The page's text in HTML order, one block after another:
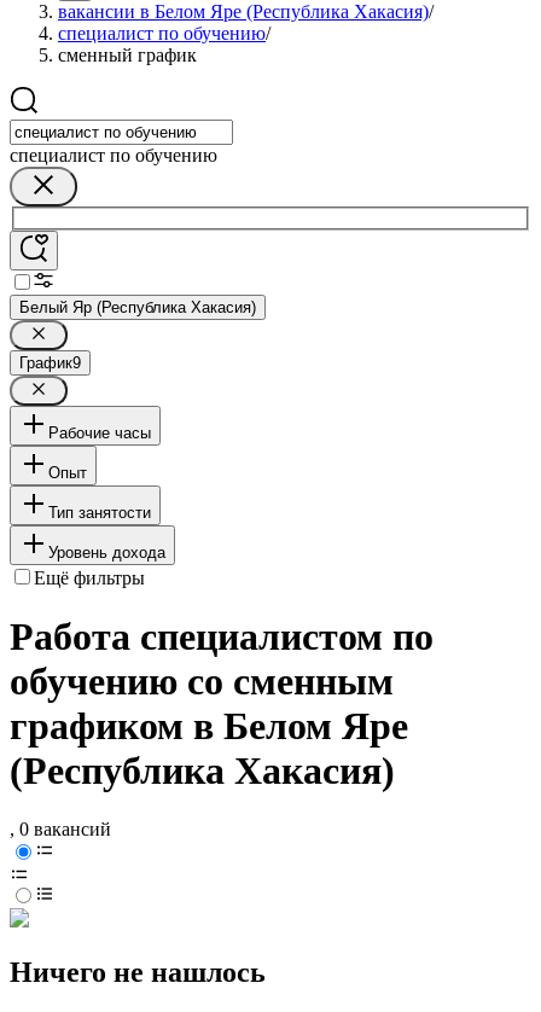
вакансии в Белом Яре (Республика Хакасия)/
специалист по обучению/
сменный график
специалист по обучению
Белый Яр (Республика Хакасия)
График9
Рабочие часы
Опыт
Тип занятости
Уровень дохода
Ещё фильтры
Работа специалистом по
обучению со сменным
графиком в Белом Яре
(Республика Хакасия)
, 0 вакансий
Ничего не нашлось